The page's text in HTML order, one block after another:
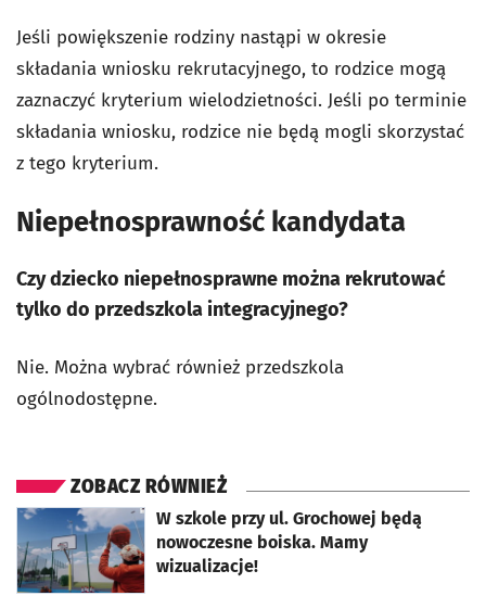
Jeśli powiększenie rodziny nastąpi w okresie
składania wniosku rekrutacyjnego, to rodzice mogą
zaznaczyć kryterium wielodzietności. Jeśli po terminie
składania wniosku, rodzice nie będą mogli skorzystać
z tego kryterium.
Niepełnosprawność kandydata
Czy dziecko niepełnosprawne można rekrutować
tylko do przedszkola integracyjnego?
Nie. Można wybrać również przedszkola
ogólnodostępne.
ZOBACZ RÓWNIEŻ
W szkole przy ul. Grochowej będą
nowoczesne boiska. Mamy
wizualizacje!
otworzy się w nowej karcie